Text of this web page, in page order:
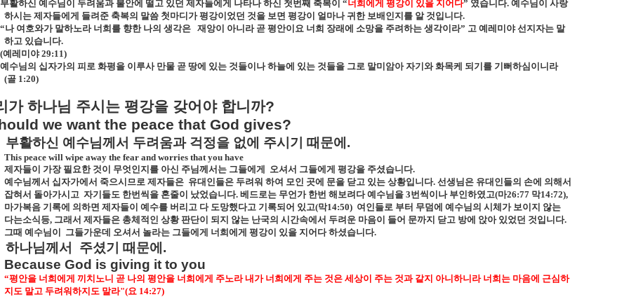
부활하신 예수님이 두려움과 불안에 떨고 있던 제자들에게 나타나 하신 첫번째 축복이 “너희에게 평강이 있을 지어다” 였습니다. 예수님이 사랑
하시는 제자들에게 들려준 축복의 말씀 첫마디가 평강이었던 것을 보면 평강이 얼마나 귀한 보배인지를 알 것입니다.
“나 여호와가 말하노라 너희를 향한 나의 생각은 재앙이 아니라 곧 평안이요 너희 장래에 소망을 주려하는 생각이라” 고 예레미야 선지자는 말
하고 있습니다.
(예레미야29:11)
예수님의 십자가의 피로 화평을 이루사 만물 곧 땅에 있는 것들이나 하늘에 있는 것들을 그로 말미암아 자기와 화목케 되기를 기뻐하심이니라
(골 1:20)
가 하나님 주시는 평강을 갖어야 합니까?
we want the peace that God gives?
부활하신 예수님께서 두려움과 걱정을 없에 주시기 때문에 .
This peace will wipe away the fear and worries that you have
제자들이 가장 필요한 것이 무엇인지를 아신 주님께서는 그들에게
오셔서 그들에게 평강을 주셨습니다.
예수님께서 십자가에서 죽으시므로 제자들은 유대인들은 두려워 하여 모인 곳에 문을 닫고 있는 상황입니다. 선생님은 유대인들의 손에 의해서
잡혀서 돌아가시고 자기들도 한번씩을 혼줄이 났었습니다. 베드로는 무언가 한번 해보려다 예수님을 3번씩이나 부인하였고(마26:77 막14:72),
마가복음 기록에 의하면 제자들이 예수를 버리고 다 도망했다고 기록되어 있고(막14:50) 여인들로 부터 무덤에 예수님의 시체가 보이지 않는
다는소식등, 그래서 제자들은 총체적인 상황 판단이 되지 않는 난국의 시간속에서 두려운 마음이 들어 문까지 닫고 방에 앉아 있었던 것입니다.
그때 예수님이
그들가운데 오셔서 놀라는 그들에게 너희에게 평강이 있을 지어다 하셨습니다.
하나님께서 주셨기 때문에 .
Because God is giving it to you
“평안을 너희에게 끼치노니 곧 나의 평안을 너희에게 주노라 내가 너희에게 주는 것은 세상이 주는 것과 같지 아니하니라 너희는 마음에 근심하
지도 말고 두려워하지도 말라"(요 14:27)